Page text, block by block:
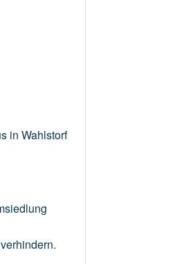
in Wahlstorf
verhindern.